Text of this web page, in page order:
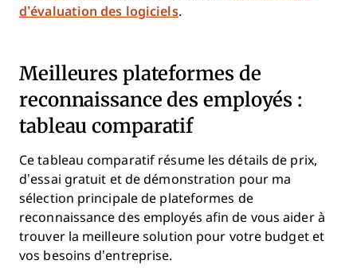
d’évaluation des logiciels.
Meilleures plateformes de
reconnaissance des employés :
tableau comparatif
Ce tableau comparatif résume les détails de prix,
d’essai gratuit et de démonstration pour ma
sélection principale de plateformes de
reconnaissance des employés afin de vous aider à
trouver la meilleure solution pour votre budget et
vos besoins d’entreprise.